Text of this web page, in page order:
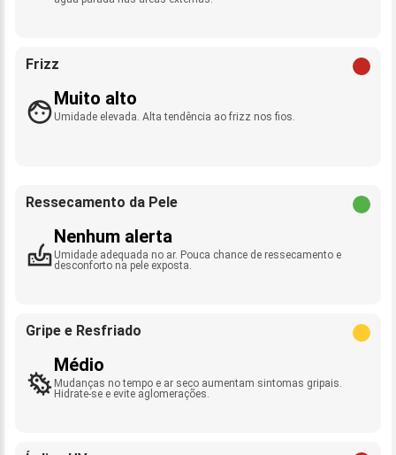
Frizz
Muito alto
Umidade elevada. Alta tendência ao frizz nos fios.
Ressecamento da Pele
Nenhum alerta
Umidade adequada no ar. Pouca chance de ressecamento e
desconforto na pele exposta.
Gripe e Resfriado
Médio
Mudanças no tempo e ar seco aumentam sintomas gripais.
Hidrate-se e evite aglomerações.